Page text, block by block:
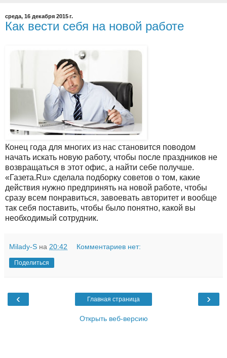
среда, 16 декабря 2015 г.
Как вести себя на новой работе
Конец года для многих из нас становится поводом
начать искать новую работу, чтобы после праздников не
возвращаться в этот офис, а найти себе получше.
«Газета.Ru» сделала подборку советов о том, какие
действия нужно предпринять на новой работе, чтобы
сразу всем понравиться, завоевать авторитет и вообще
так себя поставить, чтобы было понятно, какой вы
необходимый сотрудник.
Milady-S на 20:42 Комментариев нет:
Поделиться
‹ ›
Главная страница
Открыть веб-версию